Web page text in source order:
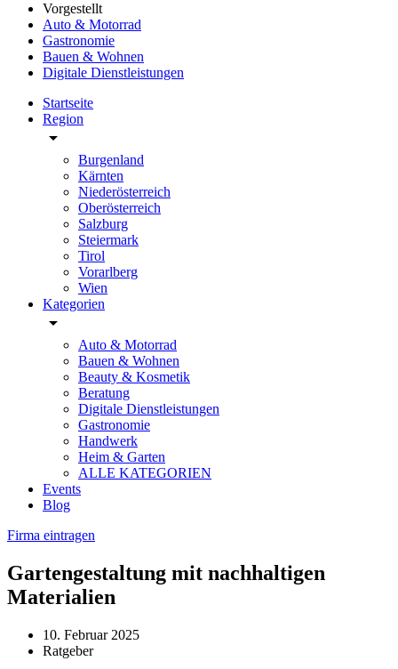
Vorgestellt
Auto & Motorrad
Gastronomie
Bauen & Wohnen
Digitale Dienstleistungen
Startseite
Region
arrow_drop_down
Burgenland
Kärnten
Niederösterreich
Oberösterreich
Salzburg
Steiermark
Tirol
Vorarlberg
Wien
Kategorien
arrow_drop_down
Auto & Motorrad
Bauen & Wohnen
Beauty & Kosmetik
Beratung
Digitale Dienstleistungen
Gastronomie
Handwerk
Heim & Garten
ALLE KATEGORIEN
Events
Blog
Firma eintragen
Gartengestaltung mit nachhaltigen
Materialien
10. Februar 2025
Ratgeber